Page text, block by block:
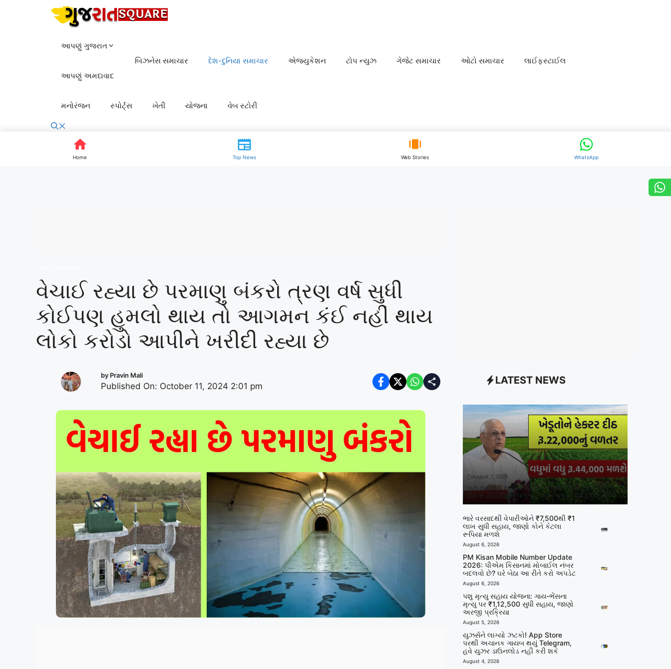
આપણું ગુજરાત
આપણું અમદાવાદ
બિઝનેસ સમાચાર દેશ-દુનિયા સમાચાર એજ્યુકેશન ટોપ ન્યુઝ ગેજેટ સમાચાર ઓટો સમાચાર લાઈફસ્ટાઈલ
મનોરંજન સ્પોર્ટ્સ ખેતી યોજના વેબ સ્ટોરી
Home Top News Web Stories WhatsApp
વેચાઈ રહ્યા છે પરમાણુ બંકરો ત્રણ વર્ષ સુધી
કોઈપણ હુમલો થાય તો આગમન કંઈ નહીં થાય
લોકો કરોડો આપીને ખરીદી રહ્યા છે
by Pravin Mali
Published On: October 11, 2024 2:01 pm LATEST NEWS
August 7, 2026
પાક નુકસાન સહાય 2026: ગુજરાતના ખેડૂતોને હેક્ટર
દીઠ રૂ.22,000નું વળતર, વધુમાં વધુ રૂ.44,000 મળશે
ભારે વરસાદથી વેપારીઓને ₹7,500થી ₹1
લાખ સુધી સહાય, જાણો કોને કેટલા
રૂપિયા મળશે
August 6, 2026
PM Kisan Mobile Number Update
2026: પીએમ કિસાનમાં મોબાઈલ નંબર
બદલવો છે? ઘરે બેઠા આ રીતે કરો અપડેટ
August 6, 2026
પશુ મૃત્યુ સહાય યોજના: ગાય-ભેંસના
મૃત્યુ પર ₹1,12,500 સુધી સહાય, જાણો
અરજી પ્રક્રિયા
August 5, 2026
યુઝર્સને લાગ્યો ઝટકો! App Store
પરથી અચાનક ગાયબ થયું Telegram,
હવે યુઝર ડાઉનલોડ નહીં કરી શકે
August 4, 2026